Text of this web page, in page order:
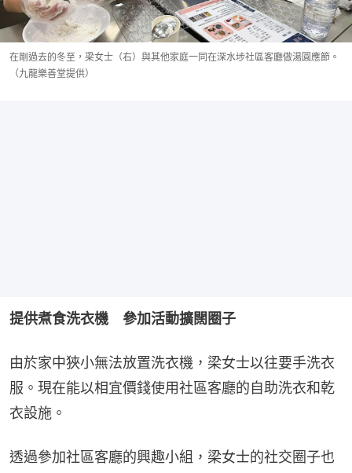
在剛過去的冬至，梁女士（右）與其他家庭一同在深水埗社區客廳做湯圓應節。
（九龍樂善堂提供）
提供煮食洗衣機　參加活動擴闊圈子
由於家中狹小無法放置洗衣機，梁女士以往要手洗衣
服。現在能以相宜價錢使用社區客廳的自助洗衣和乾
衣設施。
透過參加社區客廳的興趣小組，梁女士的社交圈子也